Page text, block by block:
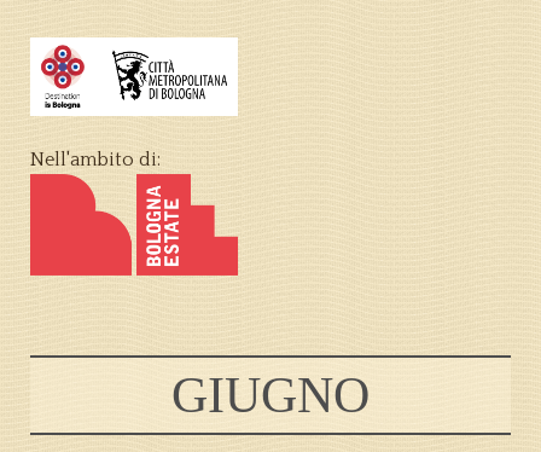
Nell'ambito di:
GIUGNO